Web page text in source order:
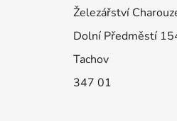
Železářství
Dolní Předměstí
Tachov
347 01